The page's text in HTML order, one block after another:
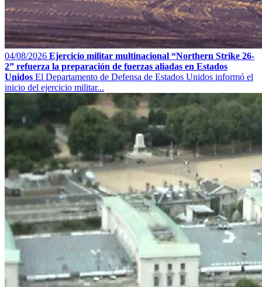
04/08/2026 Ejercicio militar multinacional “Northern Strike 26-
2” refuerza la preparación de fuerzas aliadas en Estados
Unidos El Departamento de Defensa de Estados Unidos informó el
inicio del ejercicio militar...